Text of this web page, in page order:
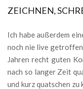
ZEICHNEN,
Ich habe außerdem
noch nie live
Jahren recht guten
nach so langer Zeit
und kurz quatschen